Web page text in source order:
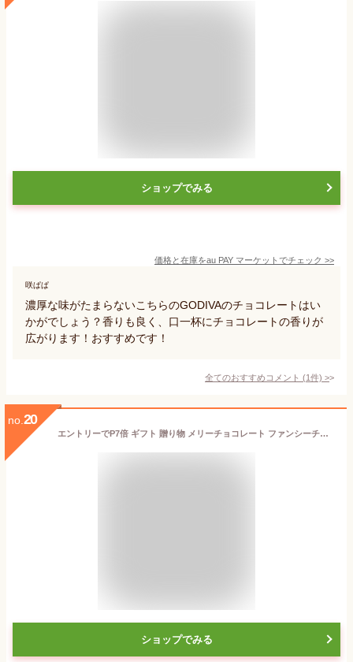
ショップでみる
価格と在庫をau PAY マーケット でチェック >>
咲ぱぱ
濃厚な味がたまらないこちらのGODIVAのチョコレートはい
かがでしょう？香りも良く、口一杯にチョコレートの香りが
広がります！おすすめです！
全てのおすすめコメント (1件) >
no. 20
エントリーでP7倍 ギフト 贈り物 メリーチョコレート ファンシーチョコレート 80個 エントリーでポイント7倍！(11月11日1時59分迄)
ショップでみる